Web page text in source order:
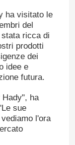
ha visitato le
del
ricca di
prodotti
dei
idee e
futura.
ha
sue
l'ora